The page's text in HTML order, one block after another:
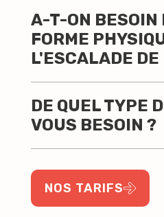
A-T-ON BESOIN
FORME
L'ESCALADE DE
DE QUEL TYPE
VOUS BESOIN ?
NOS TARIFS